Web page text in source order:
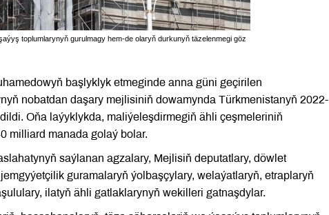
toplumlarynyň gurulmagy hem-de olaryň durkunyň täzelenmegi göz
başlyklyk etmeginde anna güni geçirilen
nobatdan daşary mejlisiniň dowamynda Türkmenistanyň 2022-
Oňa laýyklykda, maliýeleşdirmegiň ähli çeşmeleriniň
milliard manada golaý bolar.
saýlanan agzalary, Mejlisiň deputatlary, döwlet
guramalaryň ýolbaşçylary, welaýatlaryň, etraplaryň
ilatyň ähli gatlaklarynyň wekilleri gatnaşdylar.